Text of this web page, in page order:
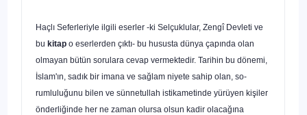
Haçlı Seferleriyle ilgili eserler -ki Selçuklular, Zengî Devleti ve
bu kitap o eser­lerden çıktı- bu hususta dünya çapında olan
olmayan bütün sorulara cevap vermek­tedir. Tarihin bu dönemi,
İslam'ın, sadık bir imana ve sağlam niyete sahip olan, so­
rumluluğunu bilen ve sünnetullah istikametinde yürüyen kişiler
önderliğinde her ne zaman olursa olsun kadir olacağına